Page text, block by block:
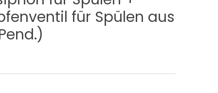
für Spülen aus